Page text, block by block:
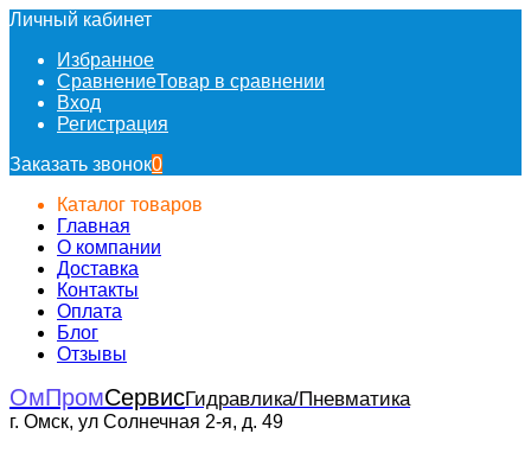
Личный кабинет
Избранное
СравнениеТовар в сравнении
Вход
Регистрация
Заказать звонок0
Каталог товаров
Главная
О компании
Доставка
Контакты
Оплата
Блог
Отзывы
ОмПромСервисГидравлика/Пневматика
г. Омск, ул Солнечная 2-я, д. 49